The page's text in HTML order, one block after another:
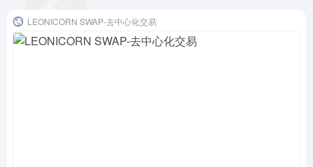
LEONICORN SWAP-去中心化交易